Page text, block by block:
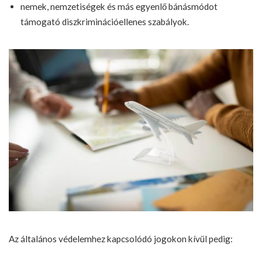
nemek, nemzetiségek és más egyenlő bánásmódot
támogató diszkriminációellenes szabályok.
Az általános védelemhez kapcsolódó jogokon kívül pedig: